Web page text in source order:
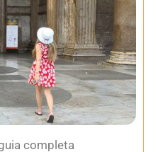
completa